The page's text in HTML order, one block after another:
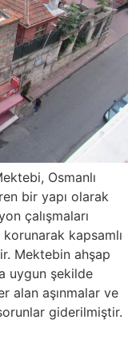
Osmanlı
bir yapı olarak
çalışmaları
kapsamlı
Mektebin ahşap
uygun şekilde
alan aşınmalar ve
giderilmiştir.